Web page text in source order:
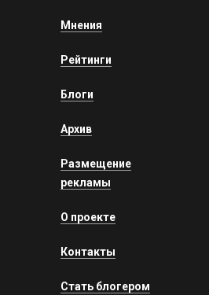
Мнения
Рейтинги
Блоги
Архив
Размещение
рекламы
О проекте
Контакты
Стать блогером